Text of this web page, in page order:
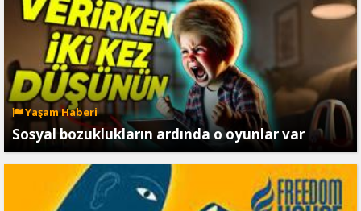
Yaşam Haberi
Sosyal bozuklukların ardında o oyunlar var